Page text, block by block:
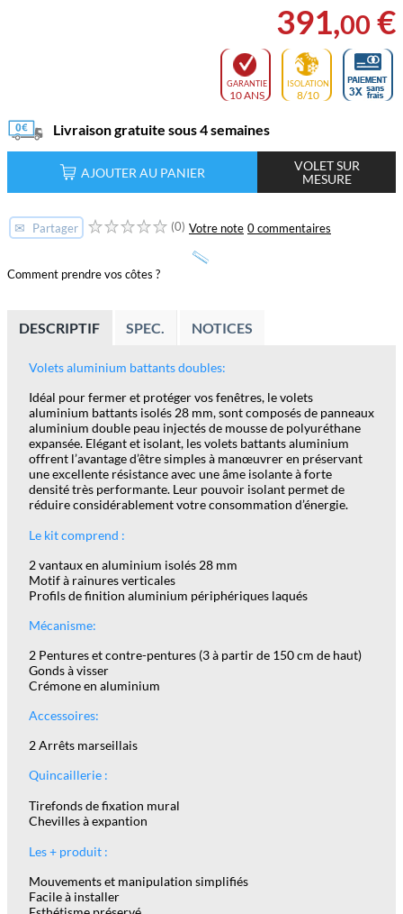
391,00 €
GARANTIE
10 ANS
ISOLATION
8/10
Livraison gratuite sous 4 semaines
AJOUTER AU PANIER
VOLET SUR
MESURE
✉ Partager (0) Votre note 0 commentaires
Comment prendre vos côtes ?
DESCRIPTIF SPEC. NOTICES
Volets aluminium battants doubles:
Idéal pour fermer et protéger vos fenêtres, le volets
aluminium battants isolés 28 mm, sont composés de panneaux
aluminium double peau injectés de mousse de polyuréthane
expansée. Elégant et isolant, les volets battants aluminium
offrent l’avantage d’être simples à manœuvrer en préservant
une excellente résistance avec une âme isolante à forte
densité très performante. Leur pouvoir isolant permet de
réduire considérablement votre consommation d’énergie.
Le kit comprend :
2 vantaux en aluminium isolés 28 mm
Motif à rainures verticales
Profils de finition aluminium périphériques laqués
Mécanisme:
2 Pentures et contre-pentures (3 à partir de 150 cm de haut)
Gonds à visser
Crémone en aluminium
Accessoires:
2 Arrêts marseillais
Quincaillerie :
Tirefonds de fixation mural
Chevilles à expantion
Les + produit :
Mouvements et manipulation simplifiés
Facile à installer